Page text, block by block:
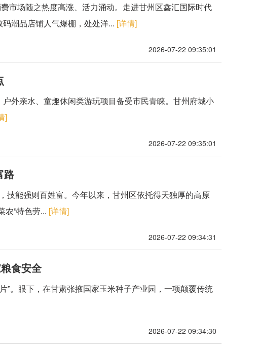
市场随之热度高涨、活力涌动。走进甘州区鑫汇国际时代
潮品店铺人气爆棚，处处洋... [详情]
2026-07-22 09:35:01
外亲水、童趣休闲类游玩项目备受市民青睐。甘州府城小
]
2026-07-22 09:35:01
路
能强则百姓富。今年以来，甘州区依托得天独厚的高原
农”特色劳... [详情]
2026-07-22 09:34:31
食安全
”。眼下，在甘肃张掖国家玉米种子产业园，一项颠覆传统
2026-07-22 09:34:30